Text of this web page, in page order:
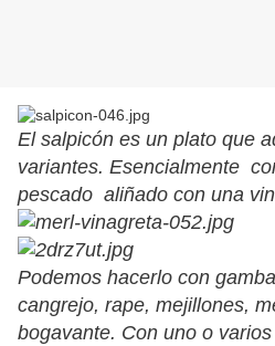
El salpicón es un plato que
variantes. Esencialmente
pescado aliñado con una
Podemos hacerlo con
cangrejo, rape, mejillones,
bogavante. Con uno o